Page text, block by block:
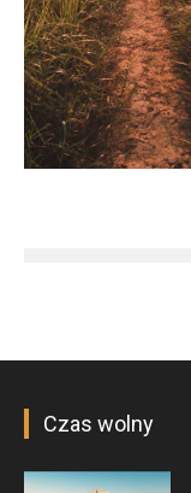
Czas wolny